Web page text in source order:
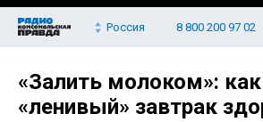
Россия 8 800 200 97 02
«Залить молоком»:
«ленивый» завтрак